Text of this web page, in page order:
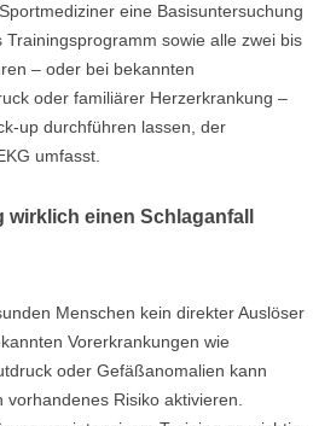
eine Basisuntersuchung
sowie alle zwei bis
– oder bei bekannten
oder familiärer Herzerkrankung –
up durchführen lassen, der
umfasst.
einen Schlaganfall
Menschen kein direkter Auslöser
Vorerkrankungen wie
oder Gefäßanomalien kann
Risiko aktivieren.